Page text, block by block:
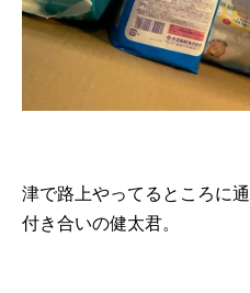
津で路上やってるところに
付き合いの健太君。